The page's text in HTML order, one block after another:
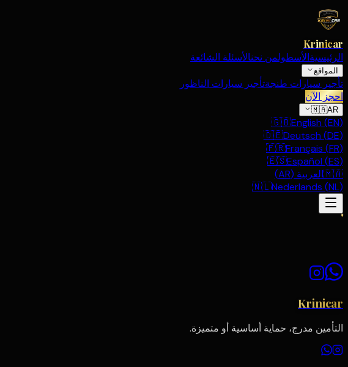
Krinicar
الرئيسيةالأسطولمن نحنالأسئلة الشائعة
المواقع
تأجير سيارات طنجةتأجير سيارات الناظور
احجز الآن
🇲🇦AR
🇬🇧English (EN)
🇩🇪Deutsch (DE)
🇫🇷Français (FR)
🇪🇸Español (ES)
🇲🇦العربية (
AR
)
🇳🇱Nederlands (NL)
Krinicar
التأمين مدرج، حماية أساسية أو متميزة.